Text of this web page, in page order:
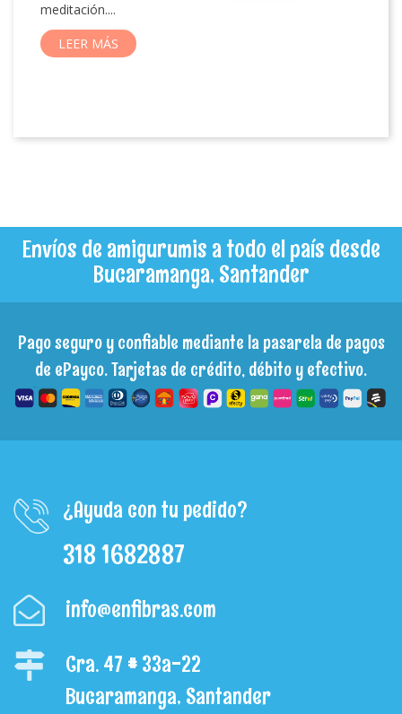
meditación....
LEER MÁS
Envíos de amigurumis a todo el país desde
Bucaramanga, Santander
Pago seguro y confiable mediante la pasarela de pagos
de ePayco. Tarjetas de crédito, débito y efectivo.
¿Ayuda con tu pedido?
318 1682887
info@enfibras.com
Cra. 47 # 33a-22
Bucaramanga, Santander